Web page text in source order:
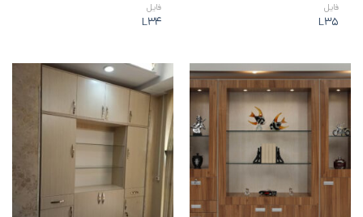
فايل
L35
فايل
L34